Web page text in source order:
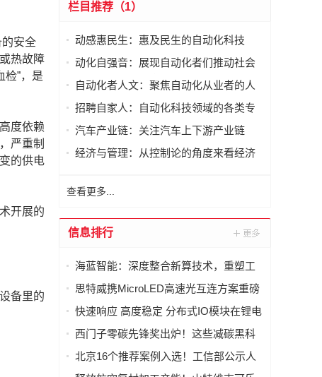
安全
热故障
检”，是
度依赖
严重制
的供电
开展的
备里的
栏目推荐（1）
动感惠民生：惠及民生的自动化科技
动化自强音：展现自动化者们推动社会
进步发出的响亮声音
自动化者人文：聚焦自动化从业者的人
文思考
招聘自家人：自动化科技领域的各类专
家及人才需求资讯
汽车产业链：关注汽车上下游产业链
经济与管理：从控制论的角度来看经济
查看更多...
信息排行
海蓝智能：深度整合新算技术，重塑工
业读码器服务新标杆
思特威携MicroLED高速光互连方案重磅
亮相慕尼黑上海电子展
快速响应 高度稳定 分布式IO模块在锂电
池制造的优势揭秘 | 支持Modbus、
EtherCAT、Ethernet/IP、BACnet/IP等多
西门子零碳先锋奖出炉！这些减碳黑科
技太能打！
北京16个推荐案例入选！工信部公示人
工智能应用典型案例